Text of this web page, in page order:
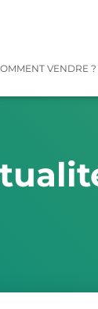
VENDRE ?